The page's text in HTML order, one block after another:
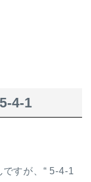
4-1
すが、“ 5-4-1